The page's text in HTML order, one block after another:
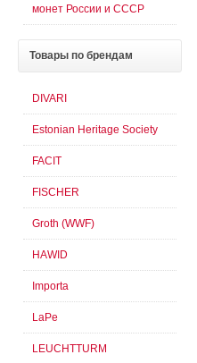
монет России и СССР
Товары по брендам
DIVARI
Estonian Heritage Society
FACIT
FISCHER
Groth (WWF)
HAWID
Importa
LaPe
LEUCHTTURM